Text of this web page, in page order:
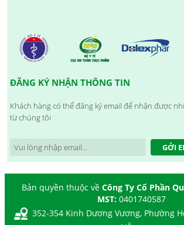
ĐĂNG KÝ NHẬN THÔNG TIN
Khách hàng có thể đăng ký email để nhận được
từ chúng tôi
GỞI
Bản quyền thuộc về Công Ty Cổ Phần
MST: 0401740587
352-354 Kinh Dương Vương, Phường